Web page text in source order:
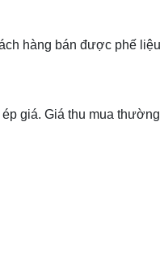
hàng bán được phế
giá. Giá thu mua